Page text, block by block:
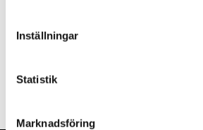
Inställningar
Statistik
Marknadsföring
Filer